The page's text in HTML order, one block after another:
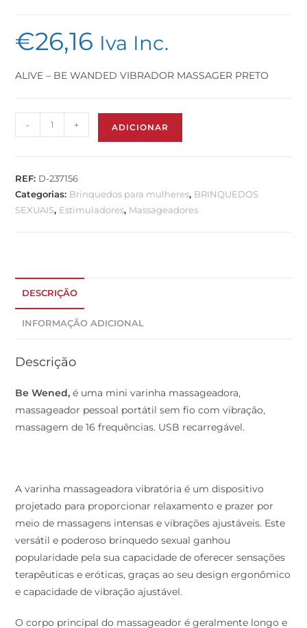
€26,16 Iva Inc.
ALIVE – BE WANDED VIBRADOR MASSAGER PRETO
- + ADICIONAR
REF: D-237156
Categorias: Brinquedos para mulheres, BRINQUEDOS
SEXUAIS, Estimuladores, Massageadores
DESCRIÇÃO
INFORMAÇÃO ADICIONAL
Descrição
Be Wened, é uma mini varinha massageadora,
massageador pessoal portátil sem fio com vibração,
massagem de 16 frequências. USB recarregável.
A varinha massageadora vibratória é um dispositivo
projetado para proporcionar relaxamento e prazer por
meio de massagens intensas e vibrações ajustáveis. Este
versátil e poderoso brinquedo sexual ganhou
popularidade pela sua capacidade de oferecer sensações
terapêuticas e eróticas, graças ao seu design ergonômico
e capacidade de vibração ajustável.
O corpo principal do massageador é geralmente longo e